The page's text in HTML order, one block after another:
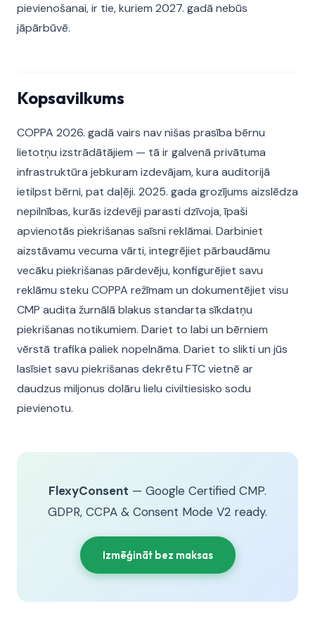
pievienošanai, ir tie, kuriem 2027. gadā nebūs
jāpārbūvē.
Kopsavilkums
COPPA 2026. gadā vairs nav nišas prasība bērnu
lietotņu izstrādātājiem — tā ir galvenā privātuma
infrastruktūra jebkuram izdevājam, kura auditorijā
ietilpst bērni, pat daļēji. 2025. gada grozījums aizslēdza
nepilnības, kurās izdevēji parasti dzīvoja, īpaši
apvienotās piekrišanas saīsni reklāmai. Darbiniet
aizstāvamu vecuma vārti, integrējiet pārbaudāmu
vecāku piekrišanas pārdevēju, konfigurējiet savu
reklāmu steku COPPA režīmam un dokumentējiet visu
CMP audita žurnālā blakus standarta sīkdatņu
piekrišanas notikumiem. Dariet to labi un bērniem
vērstā trafika paliek nopelnāma. Dariet to slikti un jūs
lasīsiet savu piekrišanas dekrētu FTC vietnē ar
daudzus miljonus dolāru lielu civiltiesisko sodu
pievienotu.
FlexyConsent — Google Certified CMP.
GDPR, CCPA & Consent Mode V2 ready.
Izmēģināt bez maksas